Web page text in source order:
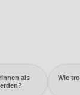
als
Wie